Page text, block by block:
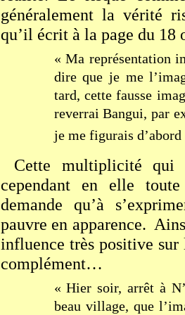
généralement la vérité
qu’il écrit à la page du 18
« Ma représentation
dire que je me
tard, cette fausse
reverrai Bangui, par
je me figurais
Cette multiplicité qui
cependant en elle
demande qu’à
pauvre en apparence.
influence très positive sur
complément…
« Hier soir, arrêt à
beau village, que